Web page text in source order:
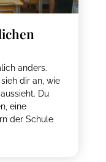
anders.
dir an, wie
Du
eine
der Schule